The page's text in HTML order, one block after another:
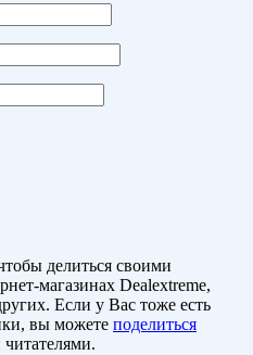
делиться своими
магазинах Dealextreme,
Если у Вас тоже есть
вы можете поделиться